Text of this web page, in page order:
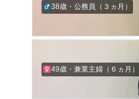
38歳・公務員（３ヵ月）
49歳・兼業主婦（６ヵ月）